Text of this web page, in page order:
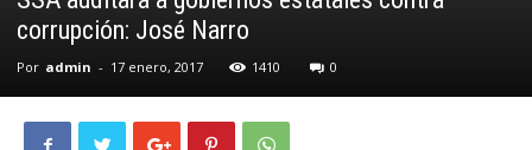
corrupción: José Narro
Por admin - 17 enero, 2017 1410 0